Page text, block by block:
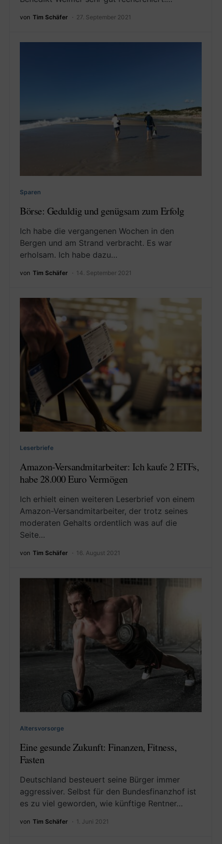
von Tim Schäfer 27. September 2021
Sparen
Börse: Geduldig und genügsam zum Erfolg
Ich habe die vergangenen Wochen in den
Bergen und am Strand verbracht. Es war
erholsam. Ich habe dazu…
von Tim Schäfer 14. September 2021
Leserbriefe
Amazon-Versandmitarbeiter: Ich kaufe 2 ETFs,
habe 28.000 Euro Vermögen
Ich erhielt einen weiteren Leserbrief von einem
Amazon-Versandmitarbeiter, der trotz seines
moderaten Gehalts ordentlich was auf die
Seite…
von Tim Schäfer 16. August 2021
Altersvorsorge
Eine gesunde Zukunft: Finanzen, Fitness,
Fasten
Deutschland besteuert seine Bürger immer
aggressiver. Selbst für den Bundesfinanzhof ist
es zu viel geworden, wie künftige Rentner…
von Tim Schäfer 1. Juni 2021